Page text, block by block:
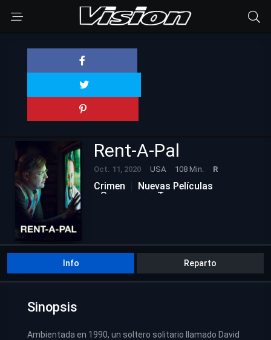
Rent-A-Pal
Oct. 11, 2020 USA 108 Min. R
Crimen
Nuevas Películas
Suspenso
Terror
Info Reparto
Sinopsis
Ambientada en 1990, un soltero solitario llamado David